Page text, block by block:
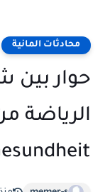
محادثات المانية
حوار